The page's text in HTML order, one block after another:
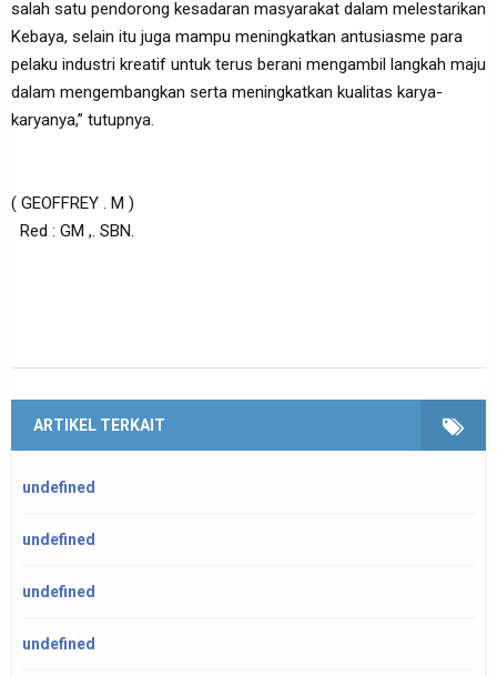
salah satu pendorong kesadaran masyarakat dalam melestarikan
Kebaya, selain itu juga mampu meningkatkan antusiasme para
pelaku industri kreatif untuk terus berani mengambil langkah maju
dalam mengembangkan serta meningkatkan kualitas karya-
karyanya,” tutupnya.
( GEOFFREY . M )
Red : GM ,. SBN.
ARTIKEL TERKAIT
undefined
undefined
undefined
undefined